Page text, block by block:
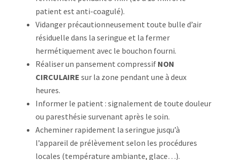
patient est anti-coagulé).
Vidanger précautionneusement toute bulle d’air
résiduelle dans la seringue et la fermer
hermétiquement avec le bouchon fourni.
Réaliser un pansement compressif NON
CIRCULAIRE sur la zone pendant une à deux
heures.
Informer le patient : signalement de toute douleur
ou paresthésie survenant après le soin.
Acheminer rapidement la seringue jusqu’à
l’appareil de prélèvement selon les procédures
locales (température ambiante, glace…).